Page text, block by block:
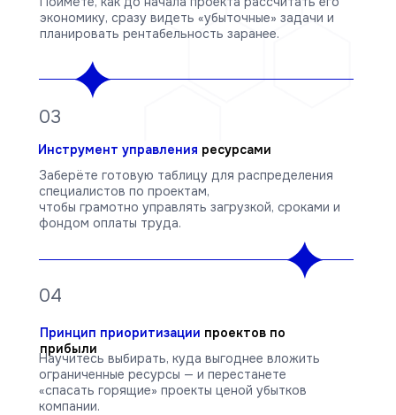
03
Заберёте готовую таблицу для распределения
специалистов по проектам,
чтобы грамотно управлять загрузкой, сроками и
фондом оплаты труда.
экономику, сразу видеть «убыточные» задачи и
планировать рентабельность заранее.
Инструмент управления ресурсами
Принцип приоритизации проектов по
прибыли
04
Научитесь выбирать, куда выгоднее вложить
ограниченные ресурсы — и перестанете
«спасать горящие» проекты ценой убытков
компании.